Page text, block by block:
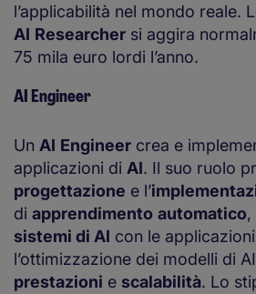
l’applicabilità nel mondo reale.
AI Researcher si aggira
75 mila euro lordi l’anno.
AI Engineer
Un AI Engineer crea e
applicazioni di AI. Il suo ruolo
progettazione e l’
di apprendimento automatico,
sistemi di AI con le
l’ottimizzazione dei modelli di
prestazioni e scalabilità. Lo